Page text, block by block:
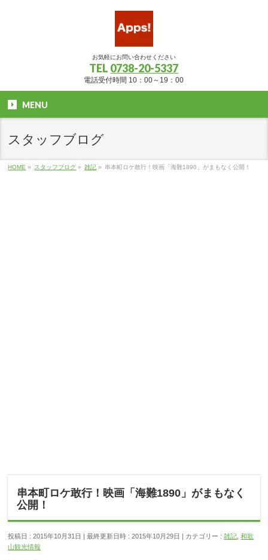
お気軽にお問い合わせください
TEL 0738-20-5337
電話受付時間 10：00～19：00
MENU
スタッフブログ
HOME » スタッフブログ » 雑記 » 串本町ロケ敢行！映画「海難1890」がまもなく公開！
串本町ロケ敢行！映画「海難1890」がまもなく
公開！
投稿日 : 2015年10月31日 最終更新日時 : 2015年10月29日 カテゴリー :雑記 ,和歌
山観光情報